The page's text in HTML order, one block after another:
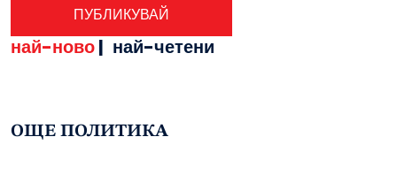
най-ново| най-четени
ОЩЕ ПОЛИТИКА